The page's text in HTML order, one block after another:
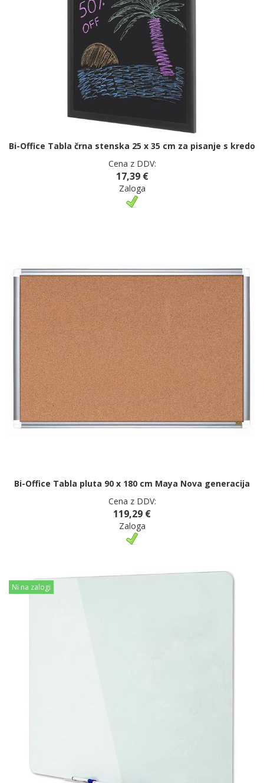
Bi-Office Tabla črna stenska 25 x 35 cm za pisanje s kredo
Cena z DDV:
17,39 €
Zaloga
Bi-Office Tabla pluta 90 x 180 cm Maya Nova generacija
Cena z DDV:
119,29 €
Zaloga
Ni na zalogi